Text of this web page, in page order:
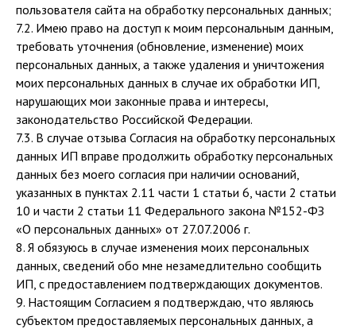
пользователя сайта на обработку персональных данных;
7.2. Имею право на доступ к моим персональным данным,
требовать уточнения (обновление, изменение) моих
персональных данных, а также удаления и уничтожения
моих персональных данных в случае их обработки ИП,
нарушающих мои законные права и интересы,
законодательство Российской Федерации.
7.3. В случае отзыва Согласия на обработку персональных
данных ИП вправе продолжить обработку персональных
данных без моего согласия при наличии оснований,
указанных в пунктах 2.11 части 1 статьи 6, части 2 статьи
10 и части 2 статьи 11 Федерального закона №152-ФЗ
«О персональных данных» от 27.07.2006 г.
8. Я обязуюсь в случае изменения моих персональных
данных, сведений обо мне незамедлительно сообщить
ИП, с предоставлением подтверждающих документов.
9. Настоящим Согласием я подтверждаю, что являюсь
субъектом предоставляемых персональных данных, а